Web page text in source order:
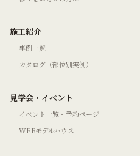
施工紹介
事例一覧
カタログ（部位別実例）
見学会・イベント
イベント一覧・予約ページ
WEBモデルハウス